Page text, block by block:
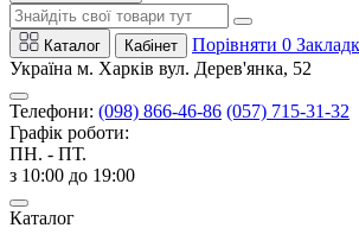
Каталог Кабінет Порівняти 0
Україна м. Харків вул. Дерев'янка, 52
Телефони: (098) 866-46-86 (057) 715-31-32
Графік роботи:
ПН. - ПТ.
з 10:00 до 19:00
Каталог